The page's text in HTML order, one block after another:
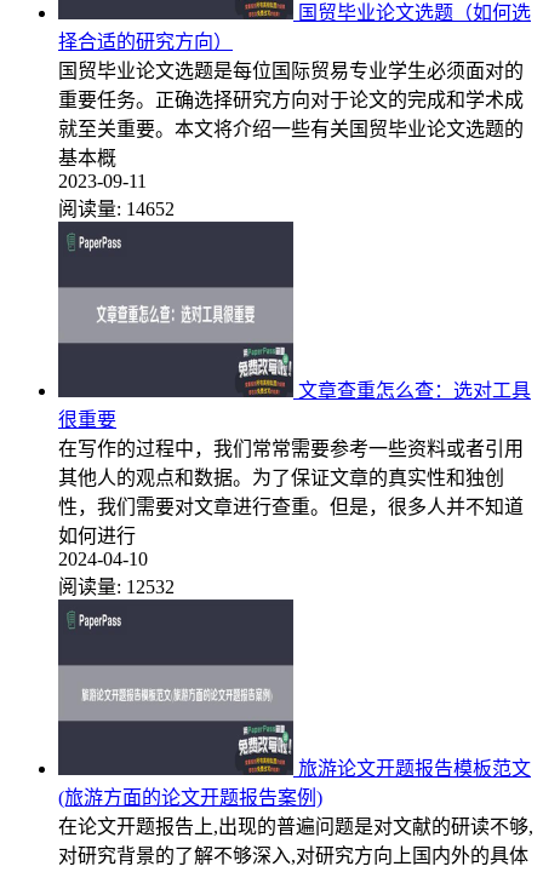
国贸毕业论文选题（如何选
择合适的研究方向）
国贸毕业论文选题是每位国际贸易专业学生必须面对的
重要任务。正确选择研究方向对于论文的完成和学术成
就至关重要。本文将介绍一些有关国贸毕业论文选题的
基本概
2023-09-11
阅读量: 14652
文章查重怎么查：选对工具
很重要
在写作的过程中，我们常常需要参考一些资料或者引用
其他人的观点和数据。为了保证文章的真实性和独创
性，我们需要对文章进行查重。但是，很多人并不知道
如何进行
2024-04-10
阅读量: 12532
旅游论文开题报告模板范文
(旅游方面的论文开题报告案例)
在论文开题报告上,出现的普遍问题是对文献的研读不够,
对研究背景的了解不够深入,对研究方向上国内外的具体